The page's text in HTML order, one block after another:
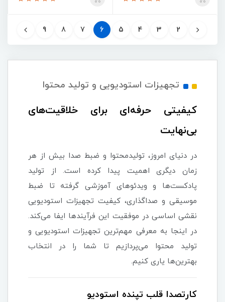
2
3
4
5
6
7
8
9
تجهیزات استودیویی و تولید محتوا
کیفیتی حرفه‌ای برای خلاقیت‌های
بی‌نهایت
در دنیای امروز، تولیدمحتوا و ضبط صدا بیش از هر
زمان دیگری اهمیت پیدا کرده است. از تولید
پادکست‌ها و ویدئوهای آموزشی گرفته تا ضبط
موسیقی و صداگذاری، کیفیت تجهیزات استودیویی
نقشی اساسی در موفقیت این فرآیندها ایفا می‌کند.
در اینجا به معرفی مهم‌ترین تجهیزات استودیویی و
تولید محتوا می‌پردازیم تا شما را در انتخاب
بهترین‌ها یاری کنیم.
کارتصدا قلب تپنده استودیو